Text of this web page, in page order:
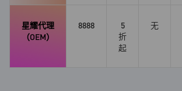
星耀代理
（OEM）
8888
5
折
起
无